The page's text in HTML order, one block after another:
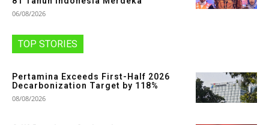
06/08/2026
TOP STORIES
Pertamina Exceeds First-Half 2026
Decarbonization Target by 118%
08/08/2026